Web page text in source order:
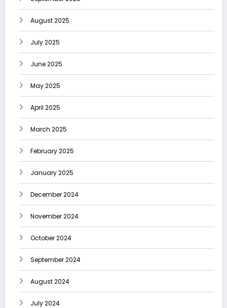
August 2025
July 2025
June 2025
May 2025
April 2025
March 2025
February 2025
January 2025
December 2024
November 2024
October 2024
September 2024
August 2024
July 2024